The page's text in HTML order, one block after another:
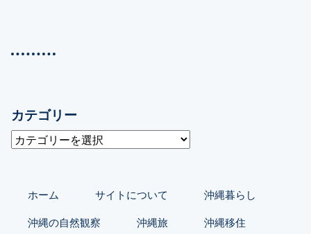
カテゴリー
カ
テ
ホーム サイトについて
沖縄暮らし
沖縄の自然観察
沖縄旅
沖縄移住